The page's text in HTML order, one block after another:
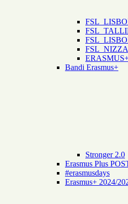
Bandi Erasmus+
Stronger 2.0
Erasmus Plus
#erasmusdays
Erasmus+ 2024/